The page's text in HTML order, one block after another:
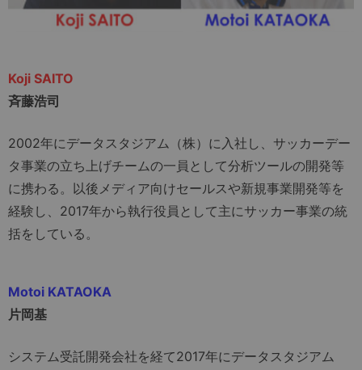
Koji SAITO
斉藤浩司
2002年にデータスタジアム（株）に入社し、サッカーデー
タ事業の立ち上げチームの一員として分析ツールの開発等
に携わる。以後メディア向けセールスや新規事業開発等を
経験し、2017年から執行役員として主にサッカー事業の統
括をしている。
Motoi KATAOKA
片岡基
システム受託開発会社を経て2017年にデータスタジアム